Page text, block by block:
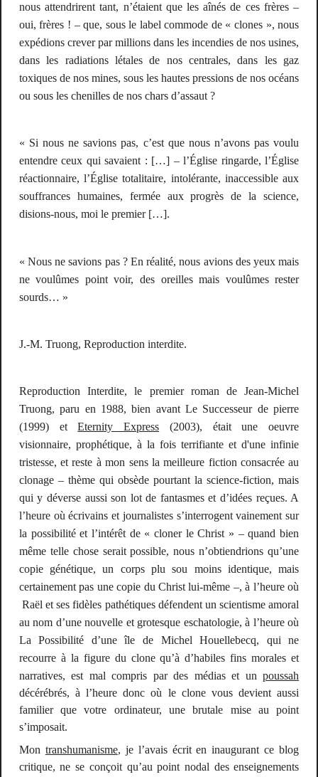
nous attendrirent tant, n’étaient que les aînés de ces frères –
oui, frères ! – que, sous le label commode de « clones », nous
expédions crever par millions dans les incendies de nos usines,
dans les radiations létales de nos centrales, dans les gaz
toxiques de nos mines, sous les hautes pressions de nos océans
ou sous les chenilles de nos chars d’assaut ?
« Si nous ne savions pas, c’est que nous n’avons pas voulu
entendre ceux qui savaient : […] – l’Église ringarde, l’Église
réactionnaire, l’Église totalitaire, intolérante, inaccessible aux
souffrances humaines, fermée aux progrès de la science,
disions-nous, moi le premier […].
«Nous ne savions pas ?En réalité, nous avions des yeux mais
ne voulûmes point voir, des oreilles mais voulûmes rester
sourds… »
J.-M. Truong, Reproduction interdite.
Reproduction Interdite, le premier roman de Jean-Michel
Truong, paru en 1988, bien avantLe Successeur de pierre
(1999) etEternity Express (2003), était une oeuvre
visionnaire, prophétique, à la fois terrifiante et d'une infinie
tristesse, et reste à mon sens la meilleure fiction consacrée au
clonage – thème qui obsède pourtant la science-fiction, mais
qui y déverse aussi son lot de fantasmes et d’idées reçues. A
l’heure où écrivains et journalistes s’interrogent vainement sur
la possibilité et l’intérêt de « cloner le Christ » – quand bien
même telle chose serait possible, nous n’obtiendrions qu’une
copie génétique, un corps plu sou moins identique, mais
certainement pas une copie du Christ lui-même –, à l’heure où
Raël et ses fidèles pathétiques défendent un scientisme amoral
au nom d’une nouvelle et grotesque eschatologie, à l’heure où
La Possibilité d’une île de Michel Houellebecq, qui ne
recourre à la figure du clone qu’à d’habiles fins morales et
narratives, est mal compris par des médias et un poussah
décérébrés, à l’heure donc où le clone vous devient aussi
familier que votre ordinateur, une brutale mise au point
s’imposait.
Mon transhumanisme, je l’avais écrit en inaugurant ce blog
critique, ne se conçoit qu’au point nodal des enseignements